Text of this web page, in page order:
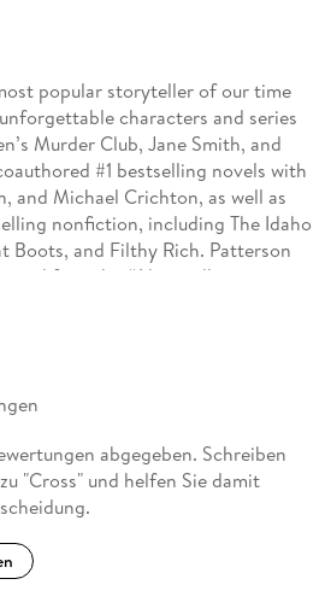
popular storyteller of our time
characters and series
Murder Club, Jane Smith, and
#1 bestselling novels with
and Michael Crichton, as well as
nonfiction, including The Idaho
Boots, and Filthy Rich. Patterson
life in the #1 bestselling
National Book Foundation, and
abgegeben. Schreiben
"Cross" und helfen Sie damit